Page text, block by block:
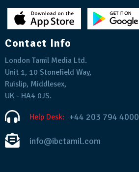
Contact Info
London Tamil Media Ltd.
Unit 1, 10 Stonefield Way,
Ruislip, Middlesex,
UK - HA4 0JS.
Help Desk: +44 203 794 4000
info@ibctamil.com